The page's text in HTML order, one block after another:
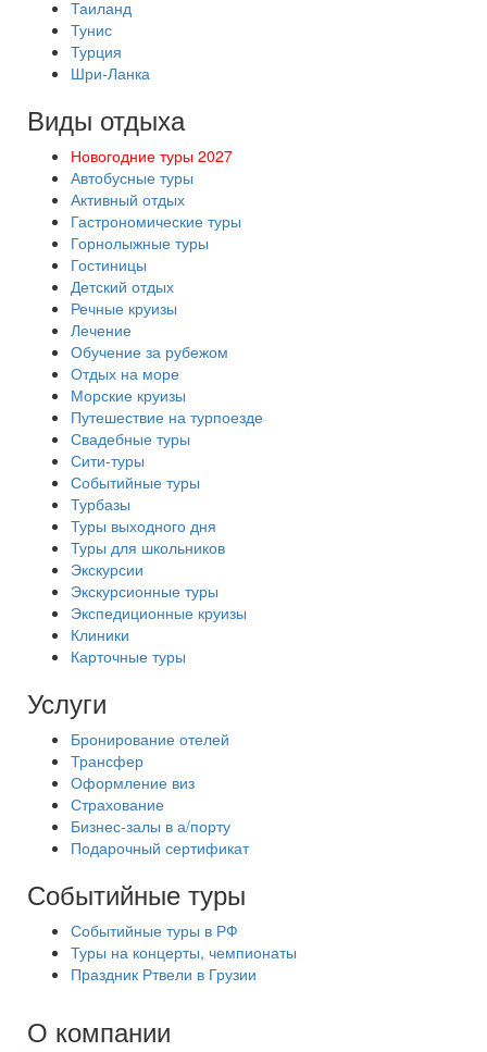
Таиланд
Тунис
Турция
Шри-Ланка
Виды отдыха
Новогодние туры 2027
Автобусные туры
Активный отдых
Гастрономические туры
Горнолыжные туры
Гостиницы
Детский отдых
Речные круизы
Лечение
Обучение за рубежом
Отдых на море
Морские круизы
Путешествие на турпоезде
Свадебные туры
Сити-туры
Событийные туры
Турбазы
Туры выходного дня
Туры для школьников
Экскурсии
Экскурсионные туры
Экспедиционные круизы
Клиники
Карточные туры
Услуги
Бронирование отелей
Трансфер
Оформление виз
Страхование
Бизнес-залы в а/порту
Подарочный сертификат
Событийные туры
Событийные туры в РФ
Туры на концерты, чемпионаты
Праздник Ртвели в Грузии
О компании